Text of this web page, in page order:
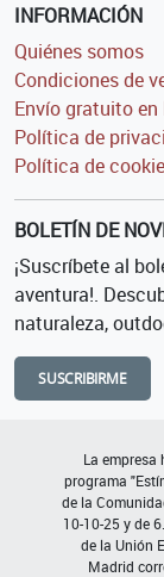
INFORMACIÓN
Quiénes somos
Condiciones de
Envío gratuito en
Política de
Política de
BOLETÍN DE
¡Suscríbete al
aventura!.
naturaleza,
SUSCRIBIRME
La
programa
de la
10-10-25 y de
de la Unión
Madrid